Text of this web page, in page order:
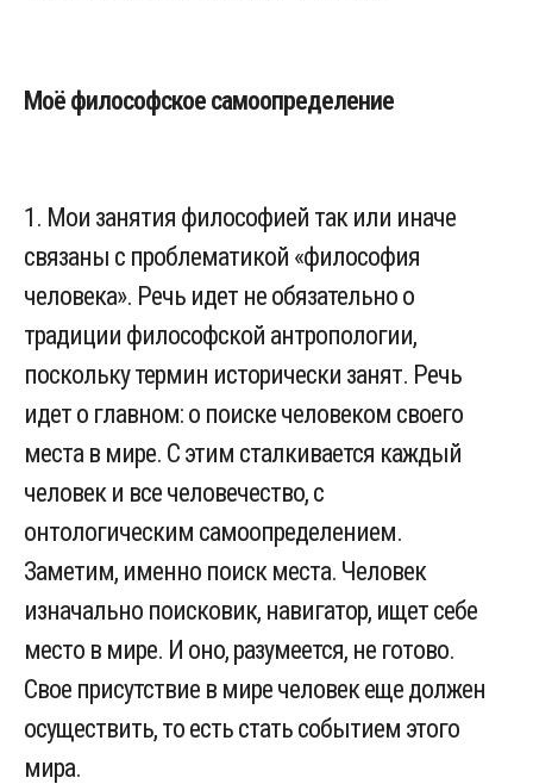
Моё философское самоопределение
1. Мои занятия философией так или иначе
связаны с проблематикой «философия
человека». Речь идет не обязательно о
традиции философской антропологии,
поскольку термин исторически занят. Речь
идет о главном: о поиске человеком своего
места в мире. С этим сталкивается каждый
человек и все человечество, с
онтологическим самоопределением.
Заметим, именно поиск места. Человек
изначально поисковик, навигатор, ищет себе
место в мире. И оно, разумеется, не готово.
Свое присутствие в мире человек еще должен
осуществить, то есть стать событием этого
мира.